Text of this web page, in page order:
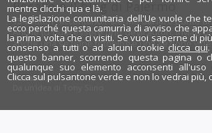
Rosalio è il blog di Palermo
754 autoriraccontano Palermo dal loro punto di
Anche tu puoi essere uno degli autori: inviaci
anche una sezionefotobloge una sezione
Rosalio.it
mentre clicchi qua e là.
La legislazione comunitaria dell'Ue vuole che
ecco perché questa camurrìa di avviso che
la prima volta che ci visiti. Se vuoi saperne di
consenso a tutti o ad alcuni cookie clicca qui
questo banner, scorrendo questa pagina o
qualunque suo elemento acconsenti all'uso
Clicca sul pulsantone verde e non lo vedrai più,